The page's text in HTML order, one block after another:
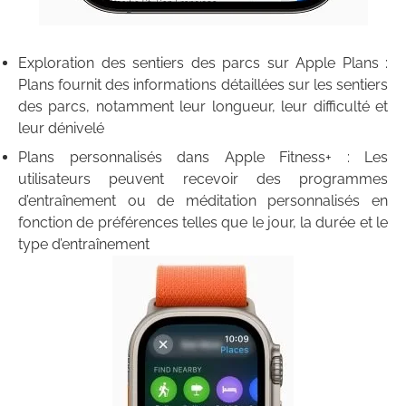
Exploration des sentiers des parcs sur Apple Plans :
Plans fournit des informations détaillées sur les sentiers
des parcs, notamment leur longueur, leur difficulté et
leur dénivelé
Plans personnalisés dans Apple Fitness+ : Les
utilisateurs peuvent recevoir des programmes
d’entraînement ou de méditation personnalisés en
fonction de préférences telles que le jour, la durée et le
type d’entraînement